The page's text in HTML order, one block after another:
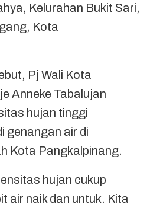
Kelurahan Bukit Sari,
Kota
Pj Wali Kota
Anneke Tabalujan
hujan tinggi
genangan air di
Kota Pangkalpinang.
hujan cukup
air naik dan untuk. Kita